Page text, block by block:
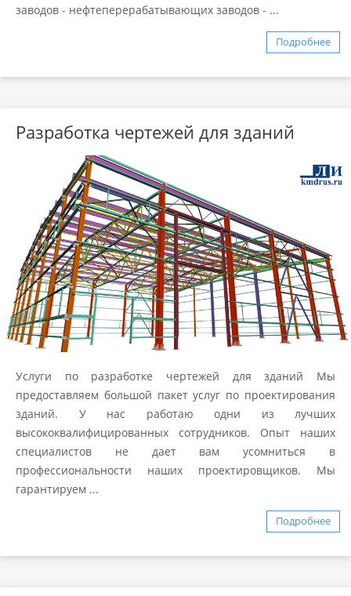
заводов - нефтеперерабатывающих заводов - ...
Подробнее
Разработка чертежей для зданий
Услуги по разработке чертежей для зданий Мы
предоставляем большой пакет услуг по проектирования
зданий. У нас работаю одни из лучших
высококвалифицированных сотрудников. Опыт наших
специалистов не дает вам усомниться в
профессиональности наших проектировщиков. Мы
гарантируем ...
Подробнее